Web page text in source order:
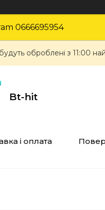
0666695954
оброблені з 11:00
Bt-hit
і оплата